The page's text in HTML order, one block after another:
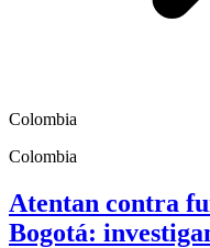
Colombia
Colombia
Atentan contra
Bogotá: